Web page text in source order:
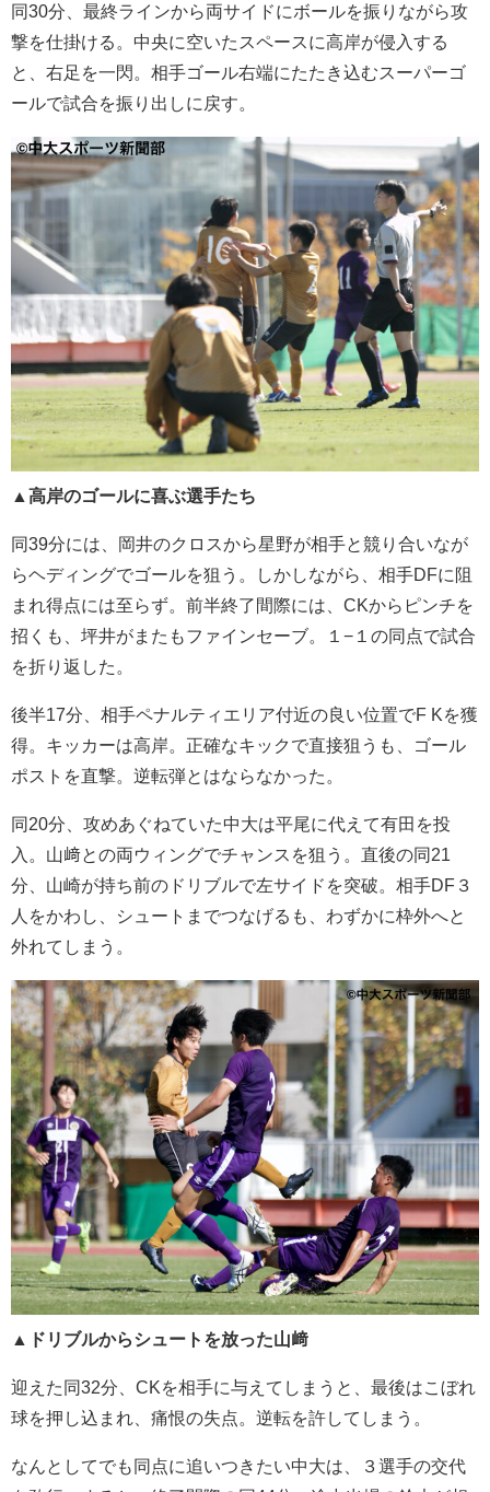
同30分、最終ラインから両サイドにボールを振りながら攻
撃を仕掛ける。中央に空いたスペースに高岸が侵入する
と、右足を一閃。相手ゴール右端にたたき込むスーパーゴ
ールで試合を振り出しに戻す。
▲ 高岸のゴールに喜ぶ選手たち
同39分には、岡井のクロスから星野が相手と競り合いなが
らヘディングでゴールを狙う。しかしながら、相手DFに阻
まれ得点には至らず。前半終了間際には、CKからピンチを
招くも、坪井がまたもファインセーブ。１−１の同点で試合
を折り返した。
後半17分、相手ペナルティエリア付近の良い位置でF Kを獲
得。キッカーは高岸。正確なキックで直接狙うも、ゴール
ポストを直撃。逆転弾とはならなかった。
同20分、攻めあぐねていた中大は平尾に代えて有田を投
入。山﨑との両ウィングでチャンスを狙う。直後の同21
分、山崎が持ち前のドリブルで左サイドを突破。相手DF３
人をかわし、シュートまでつなげるも、わずかに枠外へと
外れてしまう。
▲ ドリブルからシュートを放った山﨑
迎えた同32分、CKを相手に与えてしまうと、最後はこぼれ
球を押し込まれ、痛恨の失点。逆転を許してしまう。
なんとしてでも同点に追いつきたい中大は、３選手の交代